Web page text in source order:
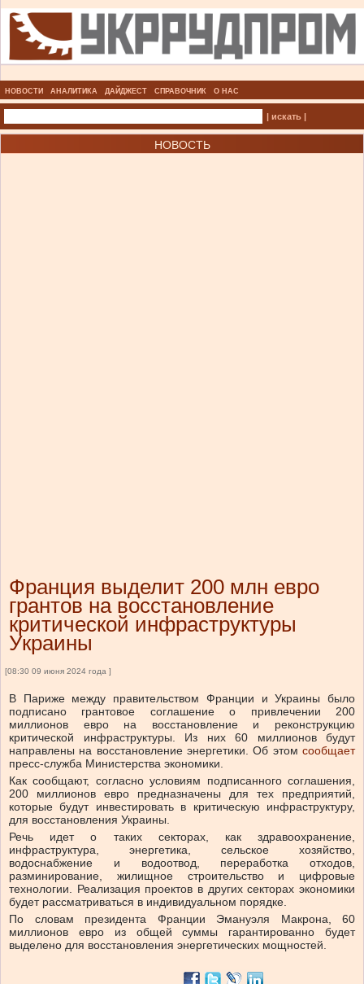
НОВОСТИ АНАЛИТИКА ДАЙДЖЕСТ СПРАВОЧНИК О НАС
| искать |
НОВОСТЬ
Франция выделит 200 млн евро
грантов на восстановление
критической инфраструктуры
Украины
[08:30 09 июня 2024 года ]
В Париже между правительством Франции и Украины было
подписано грантовое соглашение о привлечении 200
миллионов евро на восстановление и реконструкцию
критической инфраструктуры. Из них 60 миллионов будут
направлены на восстановление энергетики. Об этомсообщает
пресс-служба Министерства экономики.
Как сообщают, согласно условиям подписанного соглашения,
200 миллионов евро предназначены для тех предприятий,
которые будут инвестировать в критическую инфраструктуру,
для восстановления Украины.
Речь идет о таких секторах, как здравоохранение,
инфраструктура, энергетика, сельское хозяйство,
водоснабжение и водоотвод, переработка отходов,
разминирование, жилищное строительство и цифровые
технологии. Реализация проектов в других секторах экономики
будет рассматриваться в индивидуальном порядке.
По словам президента Франции Эмануэля Макрона, 60
миллионов евро из общей суммы гарантированно будет
выделено для восстановления энергетических мощностей.